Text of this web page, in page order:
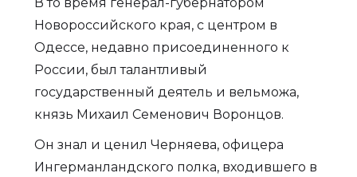
Новороссийского края, с центром в
Одессе, недавно присоединенного к
России, был талантливый
государственный деятель и вельможа,
князь Михаил Семенович Воронцов.
Он знал и ценил Черняева, офицера
Ингерманландского полка, входившего в